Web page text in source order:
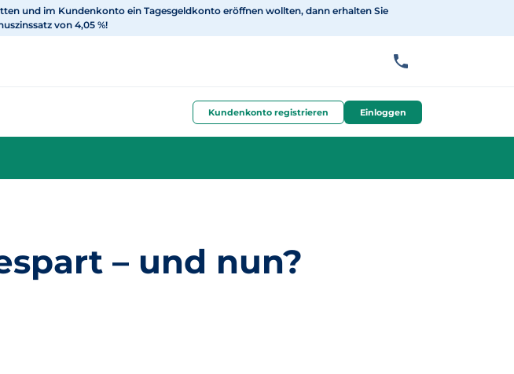
und im Kundenkonto ein Tagesgeldkonto eröffnen wollten, dann erhalten Sie
von 4,05 %!
Kundenkonto registrieren Einloggen
– und nun?